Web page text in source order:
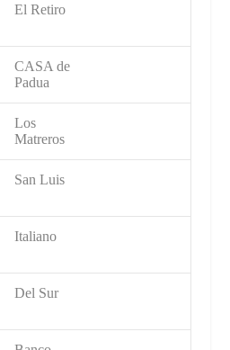
El Retiro
CASA de
Padua
Los
Matreros
San Luis
Italiano
Del Sur